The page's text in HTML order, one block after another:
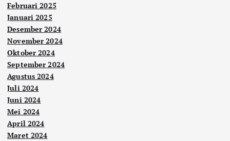
Februari 2025
Januari 2025
Desember 2024
November 2024
Oktober 2024
September 2024
Agustus 2024
Juli 2024
Juni 2024
Mei 2024
April 2024
Maret 2024